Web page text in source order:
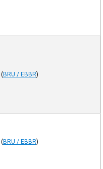
(BRU / EBBR)
(BRU / EBBR)